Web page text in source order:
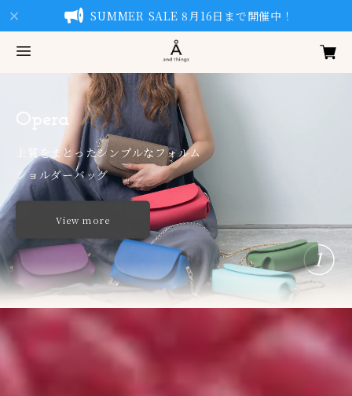
SUMMER SALE 8月16日まで開催中！
Opera
上質をまとったシンプルなフォルム
ショルダーバッグ
View more
mini wallet
シンプルでコンパクト
三つ折り財布
View more
Å and things
わたし色のアイテムをオーダー
View more
1